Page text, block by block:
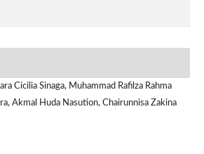
Cicilia Sinaga, Muhammad Rafilza Rahma
Akmal Huda Nasution, Chairunnisa Zakina